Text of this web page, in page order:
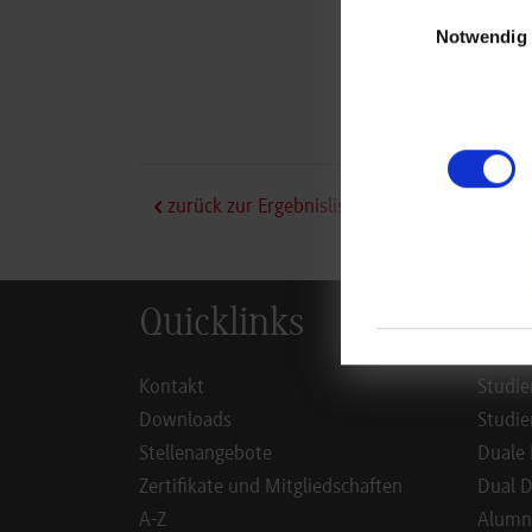
Notwendig
zurück zur Ergebnisliste
Quicklinks
Kontakt
Downloads
Stellenangebote
Zertifikate und Mitgliedschaften
A-Z
Duale
Dual